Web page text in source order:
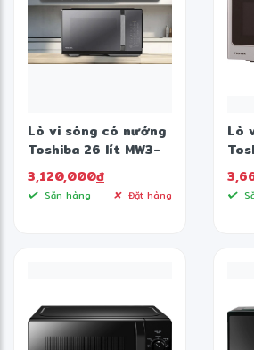
Lò vi sóng có nướng
Toshiba 26 lít MW3-
EG26PE(BM) VN
3,120,000đ
Sẵn hàng Đặt hàng
Lò